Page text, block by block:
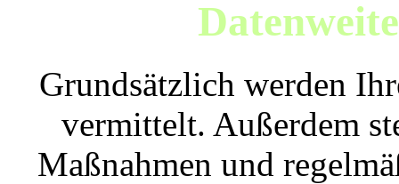
Grundsätzlich werden
vermittelt. Außerdem
Maßnahmen und